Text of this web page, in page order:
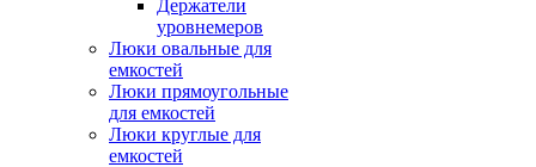
Держатели
уровнемеров
Люки овальные для
емкостей
Люки прямоугольные
для емкостей
Люки круглые для
емкостей